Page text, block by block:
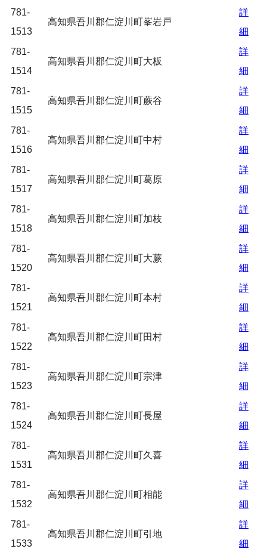
781-
1513
高知県吾川郡仁淀川町峯岩戸
詳
細
781-
1514
高知県吾川郡仁淀川町大板
詳
細
781-
1515
高知県吾川郡仁淀川町蕨谷
詳
細
781-
1516
高知県吾川郡仁淀川町中村
詳
細
781-
1517
高知県吾川郡仁淀川町葛原
詳
細
781-
1518
高知県吾川郡仁淀川町加枝
詳
細
781-
1520
高知県吾川郡仁淀川町大蕨
詳
細
781-
1521
高知県吾川郡仁淀川町本村
詳
細
781-
1522
高知県吾川郡仁淀川町田村
詳
細
781-
1523
高知県吾川郡仁淀川町宗津
詳
細
781-
1524
高知県吾川郡仁淀川町長屋
詳
細
781-
1531
高知県吾川郡仁淀川町久喜
詳
細
781-
1532
高知県吾川郡仁淀川町相能
詳
細
781-
1533
高知県吾川郡仁淀川町引地
詳
細